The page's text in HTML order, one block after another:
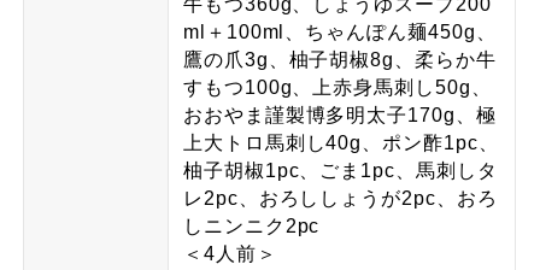
牛もつ360g、しょうゆスープ200
ml＋100ml、ちゃんぽん麺450g、
鷹の爪3g、柚子胡椒8g、柔らか牛
すもつ100g、上赤身馬刺し50g、
おおやま謹製博多明太子170g、極
上大トロ馬刺し40g、ポン酢1pc、
柚子胡椒1pc、ごま1pc、馬刺しタ
レ2pc、おろししょうが2pc、おろ
しニンニク2pc
＜4人前＞